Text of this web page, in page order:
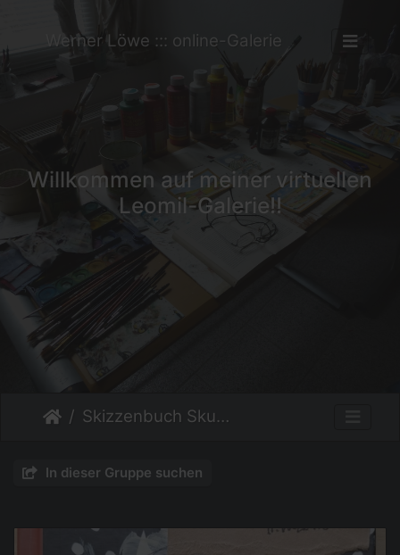
Werner Löwe ::: online-Galerie
Willkommen auf meiner virtuellen
Leomil-Galerie!!
Skizzenbuch Skurril
In dieser Gruppe suchen